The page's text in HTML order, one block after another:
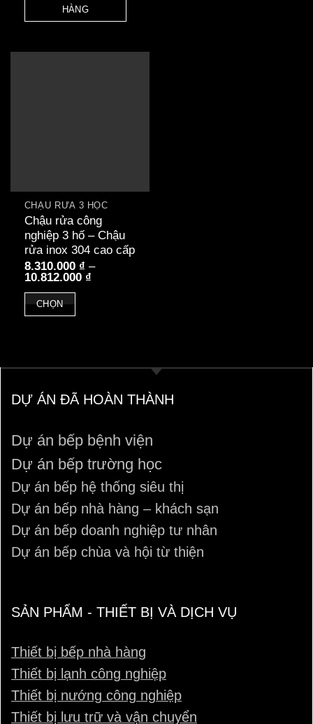
HÀNG
CHẬU RỬA 3 HỘC
Chậu rửa công
nghiệp 3 hố – Chậu
rửa inox 304 cao cấp
8.310.000 ₫ –
10.812.000 ₫Khoảng
CHỌN
nhiều
thể.
Các
tùy
chọn
có
thể
chọn
sản
DỰ ÁN ĐÃ HOÀN THÀNH
Dự án bếp bệnh viện
Dự án bếp trường học
Dự án bếp hệ thống siêu thị
Dự án bếp nhà hàng – khách sạn
Dự án bếp doanh nghiệp tư nhân
Dự án bếp chùa và hội từ thiện
SẢN PHẨM - THIẾT BỊ VÀ DỊCH VỤ
Thiết bị bếp nhà hàng
Thiết bị lạnh công nghiệp
Thiết bị nướng công nghiệp
Thiết bị lưu trữ và vận chuyển